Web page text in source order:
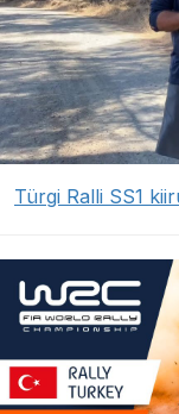
Türgi Ralli SS1